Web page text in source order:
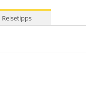
Reisetipps